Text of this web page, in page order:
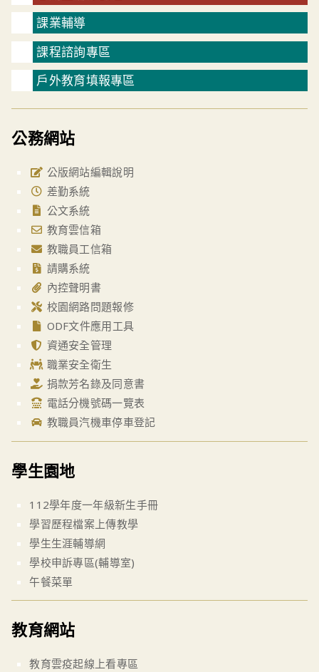
課業輔導
課程諮詢專區
戶外教育填報專區
公務網站
公版網站編輯說明
差勤系統
公文系統
教育雲信箱
教職員工信箱
請購系統
內控聲明書
校園網路問題報修
ODF文件應用工具
資通安全管理
職業安全衛生
捐款芳名錄及同意書
電話分機號碼一覽表
教職員汽機車停車登記
學生園地
112學年度一年級新生手冊
學習歷程檔案上傳教學
學生生涯輔導網
學校申訴專區(輔導室)
午餐菜單
教育網站
教育雲疫起線上看專區